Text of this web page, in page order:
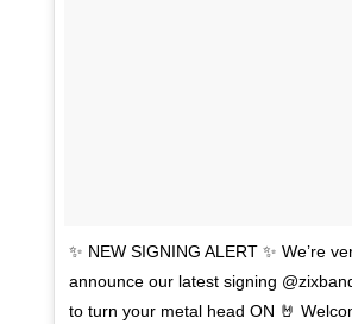
✨ NEW SIGNING ALERT ✨ We’re
announce our latest signing
to turn your metal head ON 🤘